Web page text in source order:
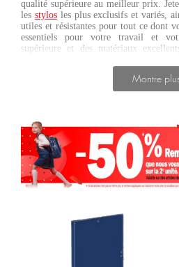
qualité supérieure au meilleur prix.
les stylosles plus exclusifs et variés,
utiles et résistantes pour tout ce dont
essentiels pour votre travail et
supérieure et des matériaux
sont une garantie
toute la famille. Des
sacs à dos pour
travail,des sacs de voyageauxsacs
encore. Visitez notre vaste assortiment
idéal, l'article que vous
quotidienne et d'innombrables autres
et à des prix avantageux.
Montre